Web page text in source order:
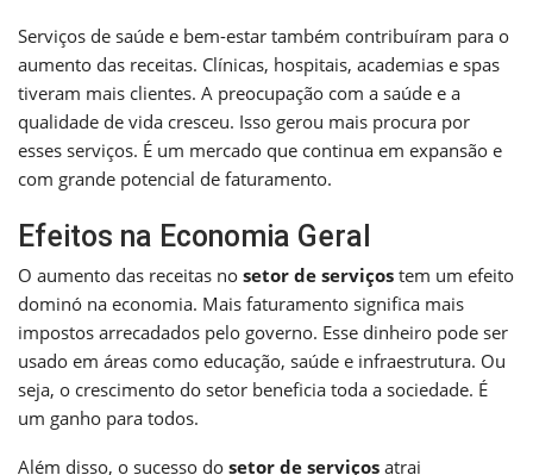
Serviços de saúde e bem-estar também contribuíram para o
aumento das receitas. Clínicas, hospitais, academias e spas
tiveram mais clientes. A preocupação com a saúde e a
qualidade de vida cresceu. Isso gerou mais procura por
esses serviços. É um mercado que continua em expansão e
com grande potencial de faturamento.
Efeitos na Economia Geral
O aumento das receitas no setor de serviços tem um efeito
dominó na economia. Mais faturamento significa mais
impostos arrecadados pelo governo. Esse dinheiro pode ser
usado em áreas como educação, saúde e infraestrutura. Ou
seja, o crescimento do setor beneficia toda a sociedade. É
um ganho para todos.
Além disso, o sucesso do setor de serviços atrai